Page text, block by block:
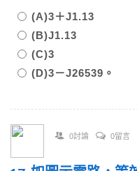
(A)3＋J1.13
(B)J1.13
(C)3
(D)3－J26539。
0討論 0留言